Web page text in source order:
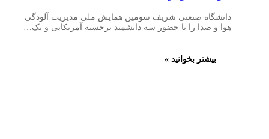
دانشگاه صنعتی شریف سومین همایش ملی مدیریت آلودگی
هوا و صدا را با حضور سه دانشمند برجسته آمریکایی و یک…
بیشتر بخوانید »